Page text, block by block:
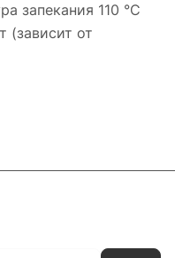
запекания 110 °С
(зависит от